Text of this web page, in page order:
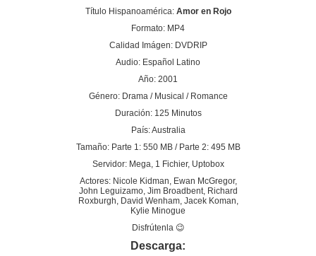
Título Hispanoamérica:Amor en Rojo
Formato: MP4
Calidad Imágen: DVDRIP
Audio: Español Latino
Año: 2001
Género: Drama / Musical / Romance
Duración: 125 Minutos
País: Australia
Tamaño: Parte 1: 550 MB / Parte 2: 495 MB
Servidor: Mega, 1 Fichier, Uptobox
Actores: Nicole Kidman, Ewan McGregor,
John Leguizamo, Jim Broadbent, Richard
Roxburgh, David Wenham, Jacek Koman,
Kylie Minogue
Disfrútenla 😉
Descarga: